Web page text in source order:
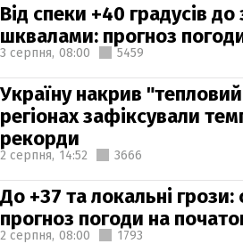
Від спеки +40 градусів до
шквалами: прогноз
3 серпня, 08:00 5459
Україну накрив
регіонах зафіксували
рекорди
2 серпня, 14:52 3666
До +37 та локальні
прогноз погоди на
2 серпня, 08:00 1793